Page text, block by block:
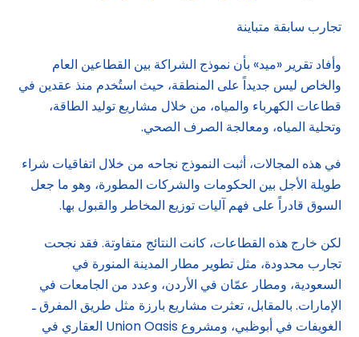
تجارب سابقة متباينة
وأفاد تقرير «ميد» بأن نموذج الشراكة بين القطاعين العام
والخاص ليس جديداً على المنطقة، حيث استُخدم منذ عقدين في
قطاعات الكهرباء والمياه، من خلال مشاريع توليد الطاقة،
وتحلية المياه، ومعالجة الصرف الصحي.
في هذه المجالات، أثبت النموذج نجاحه من خلال اتفاقيات شراء
طويلة الأجل بين الحكومات والشركات المطورة، وهو ما جعل
السوق قادراً على فهم آليات توزيع المخاطر والقبول بها.
لكن خارج هذه القطاعات، كانت النتائج متفاوتة. فقد نجحت
تجارب محدودة، مثل تطوير مطار المدينة المنورة في
السعودية، ومطار عمّان في الأردن، وعدد من الجامعات في
الإمارات. بالمقابل، تعثرت مشاريع بارزة مثل طريق المفرق ـ
الغويفات في أبوظبي، ومشروع Union Oasis العقاري في